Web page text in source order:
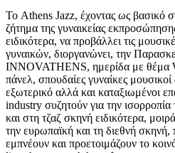
Το Athens Jazz, έχοντας ως βασικό
ζήτημα της γυναικείας
ειδικότερα, να προβάλλει τις
γυναικών, διοργανώνει, την
INNOVATHENS, ημερίδα με θέμα
πάνελ, σπουδαίες γυναίκες
εξωτερικό αλλά και καταξιωμένοι
industry συζητούν για την
και στη τζαζ σκηνή ειδικότερα,
την ευρωπαϊκή και τη διεθνή σκηνή,
εμπνέουν και προετοιμάζουν το